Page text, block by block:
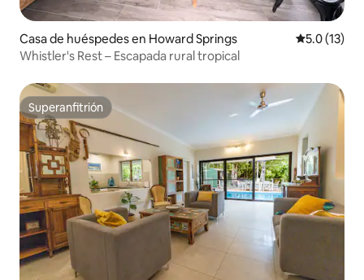
Casa de huéspedes en Howard Springs Calificación
5.0 (13)
Whistler's Rest – Escapada rural tropical
Superanfitrión
Superanfitrión